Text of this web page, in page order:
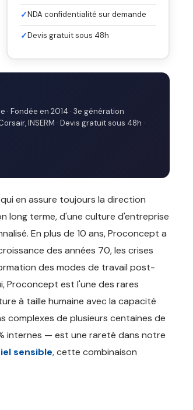
✓NDA confidentialité sur demande
✓Devis gratuit sous 48h
Fondée en 2014 · 3e génération
INSERM · Devis gratuit sous 48h ·
en assure toujours la direction
long terme, d'une culture d'entreprise
En plus de 10 ans, Proconcept a
des années 70, les crises
des modes de travail post-
Proconcept est l'une des rares
à taille humaine avec la capacité
de plusieurs centaines de
internes — est une rareté dans notre
sensible, cette combinaison